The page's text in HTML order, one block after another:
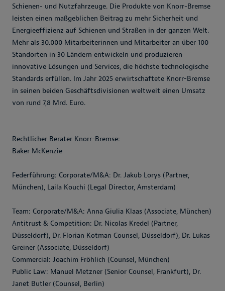
Schienen- und Nutzfahrzeuge. Die Produkte von Knorr-Bremse
leisten einen maßgeblichen Beitrag zu mehr Sicherheit und
Energieeffizienz auf Schienen und Straßen in der ganzen Welt.
Mehr als 30.000 Mitarbeiterinnen und Mitarbeiter an über 100
Standorten in 30 Ländern entwickeln und produzieren
innovative Lösungen und Services, die höchste technologische
Standards erfüllen. Im Jahr 2025 erwirtschaftete Knorr-Bremse
in seinen beiden Geschäftsdivisionen weltweit einen Umsatz
von rund 7,8 Mrd. Euro.
Rechtlicher Berater Knorr-Bremse:
Baker McKenzie
Federführung: Corporate/M&A: Dr. Jakub Lorys (Partner,
München), Laila Kouchi (Legal Director, Amsterdam)
Team: Corporate/M&A: Anna Giulia Klaas (Associate, München)
Antitrust & Competition: Dr. Nicolas Kredel (Partner,
Düsseldorf), Dr. Florian Kotman Counsel, Düsseldorf), Dr. Lukas
Greiner (Associate, Düsseldorf)
Commercial: Joachim Fröhlich (Counsel, München)
Public Law: Manuel Metzner (Senior Counsel, Frankfurt), Dr.
Janet Butler (Counsel, Berlin)